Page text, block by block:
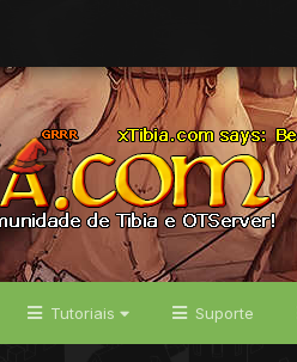
Tutoriais Suporte